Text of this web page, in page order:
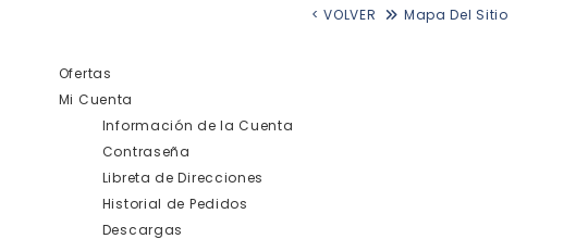
< VOLVER Mapa Del Sitio
Ofertas
Mi Cuenta
Información de la Cuenta
Contraseña
Libreta de Direcciones
Historial de Pedidos
Descargas